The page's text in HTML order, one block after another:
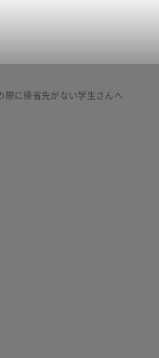
際に帰省先がない学生さんへ